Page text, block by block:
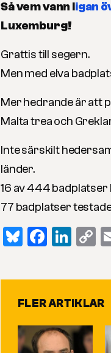
Så vem vann ligan
Luxemburg!
Grattis till segern.
Men med elva
Mer hedrande är att
Malta trea och
Inte särskilt
länder.
16 av 444 badplatser
77 badplatser
Bluesky
FLER ARTIKLAR